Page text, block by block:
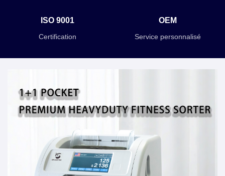
ISO 9001
Certification
OEM
Service personnalisé